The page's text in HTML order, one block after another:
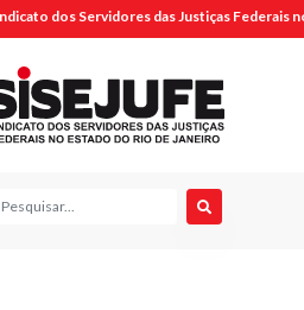
dos Servidores das Justiças Federais